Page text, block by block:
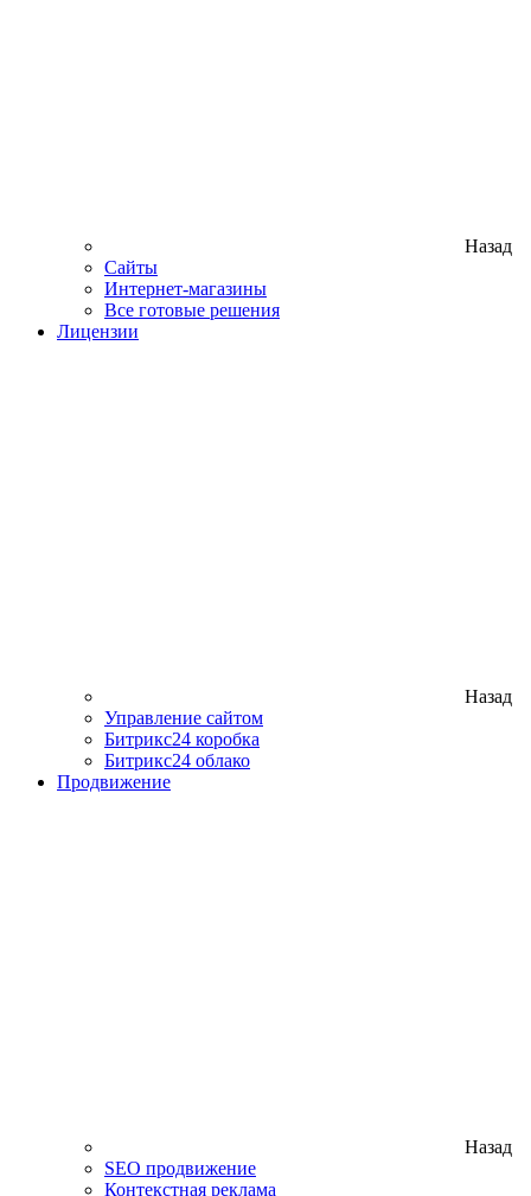
Назад
Сайты
Интернет-магазины
Все готовые решения
Лицензии
Назад
Управление сайтом
Битрикс24 коробка
Битрикс24 облако
Продвижение
Назад
SEO продвижение
Контекстная реклама